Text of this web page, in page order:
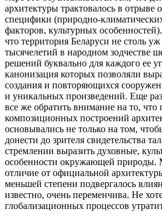
архитектуры трактовалось в отрыве
специфики (природно-
факторов, культурных
что территория Беларуси не столь
тысячелетий в народном зодчестве
решений буквально для каждого ее
канонизация которых позволяли
создания и повторяющихся
и уникальных произведений. Еще
все же обратить внимание на то,
композиционных построений
основывались не только на том,
донести до зрителя свидетельства
стремлении выразить духовные,
особенности окружающей природы.
отличие от официальной
меньшей степени подвергалось
известно, очень переменчива. Не
глобализационных процессов